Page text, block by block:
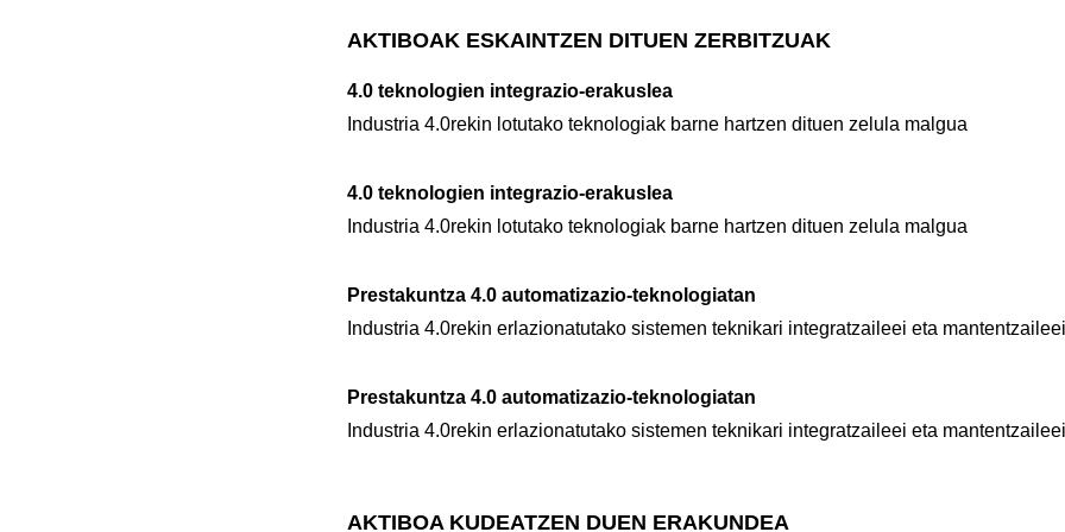
AKTIBOAK ESKAINTZEN DITUEN ZERBITZUAK
4.0 teknologien integrazio-erakuslea
Industria 4.0rekin lotutako teknologiak barne hartzen dituen zelula malgua
4.0 teknologien integrazio-erakuslea
Industria 4.0rekin lotutako teknologiak barne hartzen dituen zelula malgua
Prestakuntza 4.0 automatizazio-teknologiatan
Industria 4.0rekin erlazionatutako sistemen teknikari integratzaileei eta
Prestakuntza 4.0 automatizazio-teknologiatan
Industria 4.0rekin erlazionatutako sistemen teknikari integratzaileei eta
AKTIBOA KUDEATZEN DUEN ERAKUNDEA